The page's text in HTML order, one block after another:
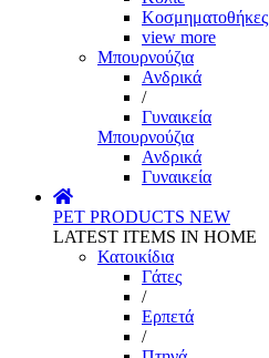
Κοσμηματοθήκες
view more
Μπουρνούζια
Ανδρικά
/
Γυναικεία
Μπουρνούζια
Ανδρικά
Γυναικεία
PET PRODUCTS NEW
LATEST ITEMS IN HOME
Κατοικίδια
Γάτες
/
Ερπετά
/